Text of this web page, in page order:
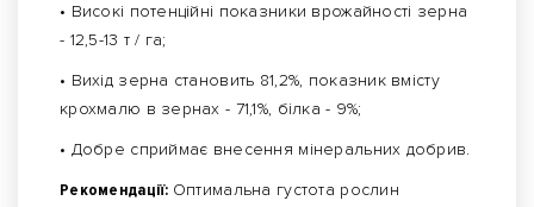
• Високі потенційні показники врожайності зерна
- 12,5-13 т / га;
• Вихід зерна становить 81,2%, показник вмісту
крохмалю в зернах - 71,1%, білка - 9%;
• Добре сприймає внесення мінеральних добрив.
Рекомендації: Оптимальна густота рослин